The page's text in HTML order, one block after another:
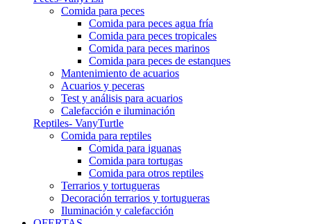
Comida para peces
Comida para peces agua fría
Comida para peces tropicales
Comida para peces marinos
Comida para peces de estanques
Mantenimiento de acuarios
Acuarios y peceras
Test y análisis para acuarios
Calefacción e iluminación
Reptiles- VanyTurtle
Comida para reptiles
Comida para iguanas
Comida para tortugas
Comida para otros reptiles
Terrarios y tortugueras
Decoración terrarios y tortugueras
Iluminación y calefacción